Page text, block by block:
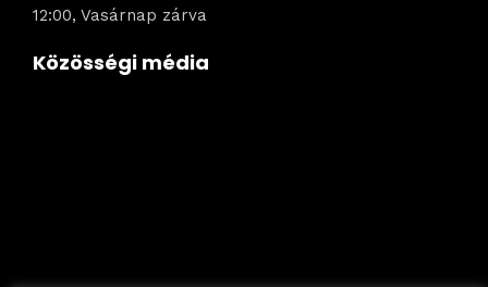
12:00, Vasárnap zárva
Közösségi média